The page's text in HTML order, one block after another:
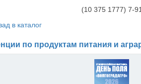
(10 375 1777) 7-
в каталог
по продуктам питания и